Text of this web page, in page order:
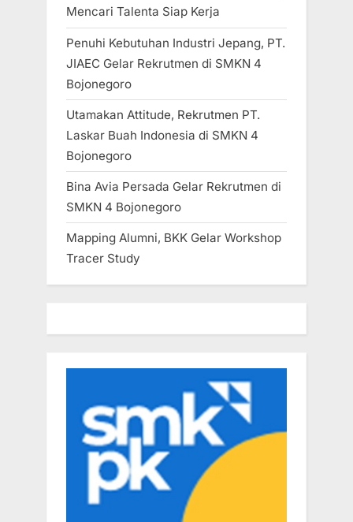
Mencari Talenta Siap Kerja
Penuhi Kebutuhan Industri Jepang, PT.
JIAEC Gelar Rekrutmen di SMKN 4
Bojonegoro
Utamakan Attitude, Rekrutmen PT.
Laskar Buah Indonesia di SMKN 4
Bojonegoro
Bina Avia Persada Gelar Rekrutmen di
SMKN 4 Bojonegoro
Mapping Alumni, BKK Gelar Workshop
Tracer Study